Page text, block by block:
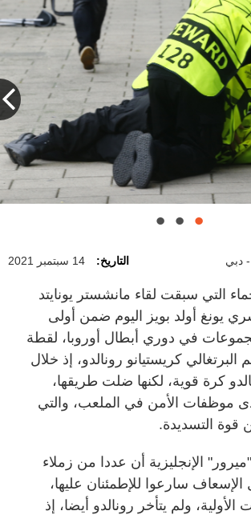
دبي التاريخ: 14 سبتمبر 2021
التي سبقت لقاء مانشستر يونايتد
يونغ أولد بويز اليوم ضمن أولى
في دوري أبطال أوروبا، لقطة
البرتغالي كريستيانو رونالدو، إذ خلال
كرة قوية، لكنها ضلت طريقها،
موظفات الأمن في الملعب، والتي
التسديدة.
الإنجليزية أن عددا من زملاء
سارعوا للإطمئنان عليها،
الأولية، ولم يتأخر رونالدو أيضا، إذ